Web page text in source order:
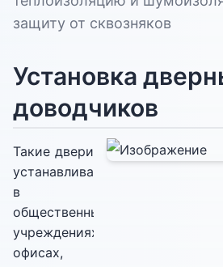
защиту от сквозняков
Установка
доводчиков
Такие двери
устанавливаются
в
общественных
учреждениях,
офисах,